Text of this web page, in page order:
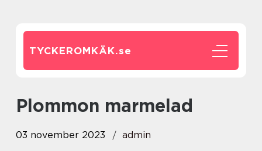
TYCKEROMKÄK.se
plommon marmelad
03 november 2023 admin